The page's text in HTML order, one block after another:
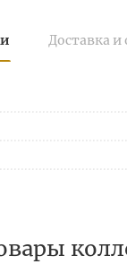
Доставка и